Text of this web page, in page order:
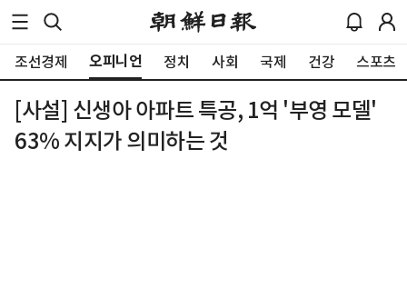
조선경제 오피니언 정치 사회 국제 건강 스포츠
[사설] 신생아 아파트 특공, 1억 '부영 모델'
63% 지지가 의미하는 것